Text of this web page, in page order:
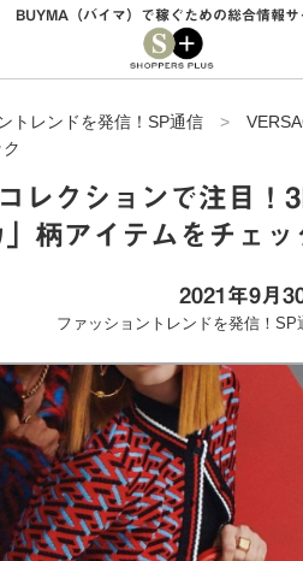
BUYMA（バイマ）で稼ぐための総合情報サ
トレンドを発信！SP通信 >
レクションで注目！
柄アイテムをチェッ
2021年9月
ファッショントレンドを発信！SP